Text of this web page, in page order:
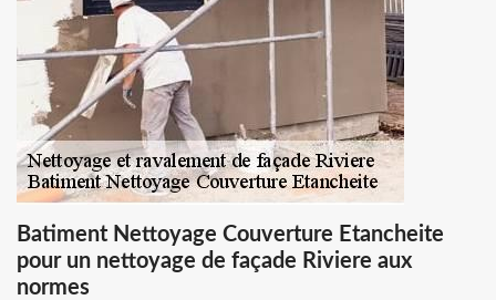
Batiment Nettoyage Couverture Etancheite
pour un nettoyage de façade Riviere aux
normes